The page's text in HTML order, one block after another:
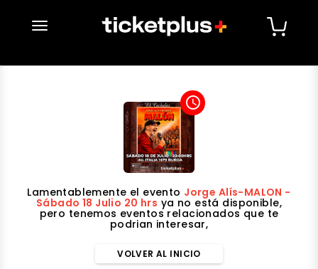
desplegar navegación
access_time
Lamentablemente el evento Jorge Alís-MALON -
Sábado 18 Julio 20 hrs ya no está disponible,
pero tenemos eventos relacionados que te
podrian interesar,
VOLVER AL INICIO